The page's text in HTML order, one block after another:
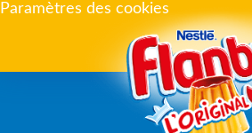
Paramètres des cookies